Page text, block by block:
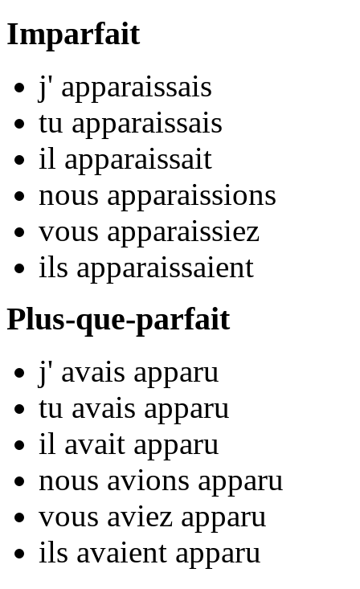
Imparfait
j' apparaissais
tu apparaissais
il apparaissait
nous apparaissions
vous apparaissiez
ils apparaissaient
Plus-que-parfait
j' avais apparu
tu avais apparu
il avait apparu
nous avions apparu
vous aviez apparu
ils avaient apparu